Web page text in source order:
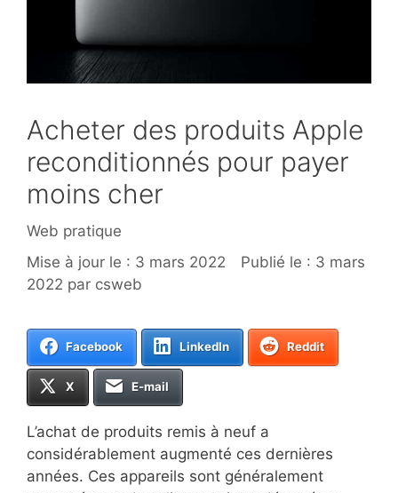
Acheter des produits Apple
reconditionnés pour payer
moins cher
Catégories
Web pratique
3 mars 2022
3 mars
2022 par csweb
Facebook LinkedIn Reddit
X E-mail
L’achat de produits remis à neuf a
considérablement augmenté ces dernières
années. Ces appareils sont généralement